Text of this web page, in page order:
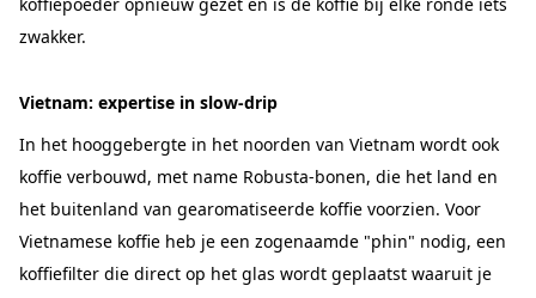
zwakker.
Vietnam: expertise in slow-drip
In het hooggebergte in het noorden van Vietnam wordt ook
koffie verbouwd, met name Robusta-bonen, die het land en
het buitenland van gearomatiseerde koffie voorzien. Voor
Vietnamese koffie heb je een zogenaamde "phin" nodig, een
koffiefilter die direct op het glas wordt geplaatst waaruit je